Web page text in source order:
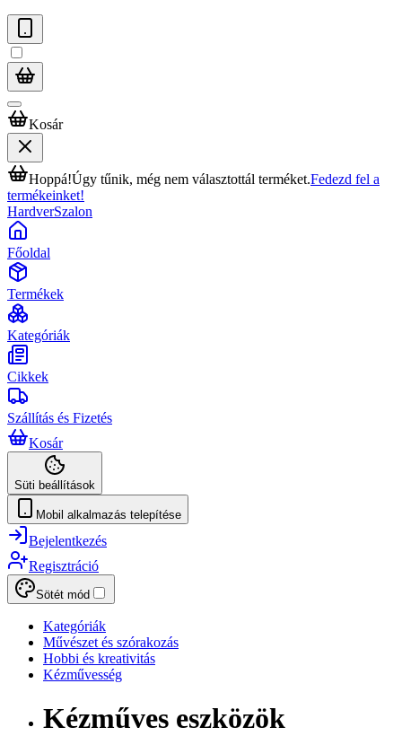
Kosár
Hoppá!Úgy tűnik, még nem választottál terméket.Fedezd fel a
termékeinket!
HardverSzalon
Főoldal
Termékek
Kategóriák
Cikkek
Szállítás és Fizetés
Kosár
Süti beállítások
Mobil alkalmazás telepítése
Bejelentkezés
Regisztráció
Sötét mód
Kategóriák
Művészet és szórakozás
Hobbi és kreativitás
Kézművesség
Kézműves eszközök